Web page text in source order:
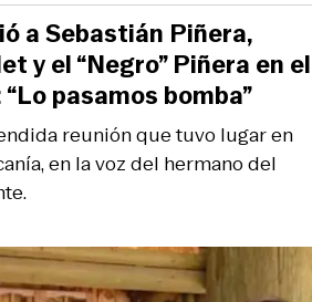
reunión que tuvo lugar en
en la voz del hermano del
a Sebastián Piñera,
y el “Negro” Piñera en el
pasamos bomba”